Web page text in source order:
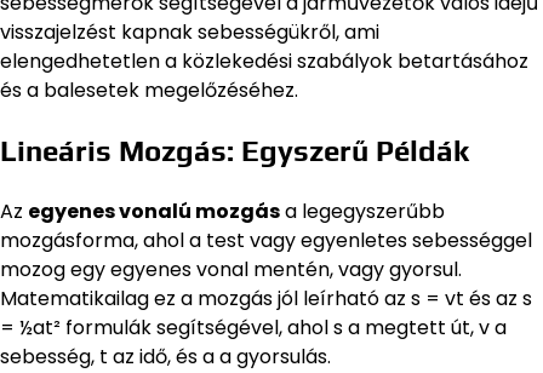
visszajelzést kapnak sebességükről, ami
elengedhetetlen a közlekedési szabályok betartásához
és a balesetek megelőzéséhez.
Lineáris Mozgás: Egyszerű Példák
Az egyenes vonalú mozgása legegyszerűbb
mozgásforma, ahol a test vagy egyenletes sebességgel
mozog egy egyenes vonal mentén, vagy gyorsul.
Matematikailag ez a mozgás jól leírható az s = vt és az s
= ½at² formulák segítségével, ahol s a megtett út, v a
sebesség, t az idő, és a a gyorsulás.